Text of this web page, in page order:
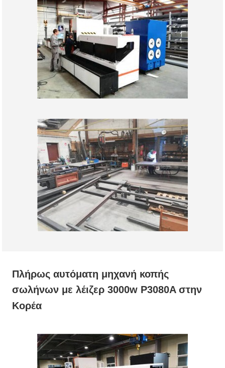
Πλήρως αυτόματη μηχανή κοπής
σωλήνων με λέιζερ 3000w P3080A στην
Κορέα